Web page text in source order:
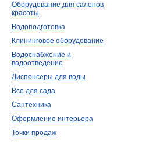
Оборудование для салонов
красоты
Водоподготовка
Клининговое оборудование
Водоснабжение и
водоотведение
Диспенсеры для воды
Все для сада
Сантехника
Оформление интерьера
Точки продаж